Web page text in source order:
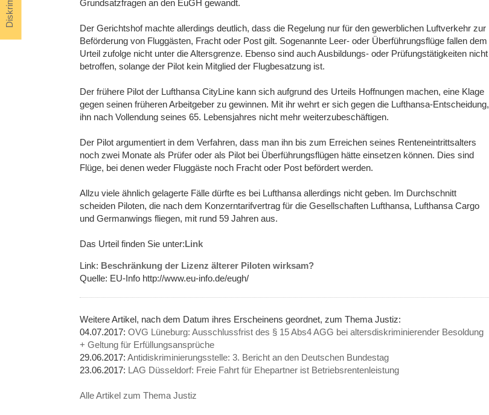
Grundsatzfragen an den EuGH gewandt.
Der Gerichtshof machte allerdings deutlich, dass die Regelung nur für den gewerblichen Luftverkehr zur
Beförderung von Fluggästen, Fracht oder Post gilt. Sogenannte Leer- oder Überführungsflüge fallen dem
Urteil zufolge nicht unter die Altersgrenze. Ebenso sind auch Ausbildungs- oder Prüfungstätigkeiten nicht
betroffen, solange der Pilot kein Mitglied der Flugbesatzung ist.
Der frühere Pilot der Lufthansa CityLine kann sich aufgrund des Urteils Hoffnungen machen, eine Klage
gegen seinen früheren Arbeitgeber zu gewinnen. Mit ihr wehrt er sich gegen die Lufthansa-Entscheidung,
ihn nach Vollendung seines 65. Lebensjahres nicht mehr weiterzubeschäftigen.
Der Pilot argumentiert in dem Verfahren, dass man ihn bis zum Erreichen seines Renteneintrittsalters
noch zwei Monate als Prüfer oder als Pilot bei Überführungsflügen hätte einsetzen können. Dies sind
Flüge, bei denen weder Fluggäste noch Fracht oder Post befördert werden.
Allzu viele ähnlich gelagerte Fälle dürfte es bei Lufthansa allerdings nicht geben. Im Durchschnitt
scheiden Piloten, die nach dem Konzerntarifvertrag für die Gesellschaften Lufthansa, Lufthansa Cargo
und Germanwings fliegen, mit rund 59 Jahren aus.
Das Urteil finden Sie unter:Link
Link: Beschränkung der Lizenz älterer Piloten wirksam?
Quelle: EU-Info http://www.eu-info.de/eugh/
Weitere Artikel, nach dem Datum ihres Erscheinens geordnet, zum Thema Justiz:
04.07.2017: OVG Lüneburg: Ausschlussfrist des § 15 Abs4 AGG bei altersdiskriminierender Besoldung
+ Geltung für Erfüllungsansprüche
29.06.2017: Antidiskriminierungsstelle: 3. Bericht an den Deutschen Bundestag
23.06.2017: LAG Düsseldorf: Freie Fahrt für Ehepartner ist Betriebsrentenleistung
Alle Artikel zum Thema Justiz